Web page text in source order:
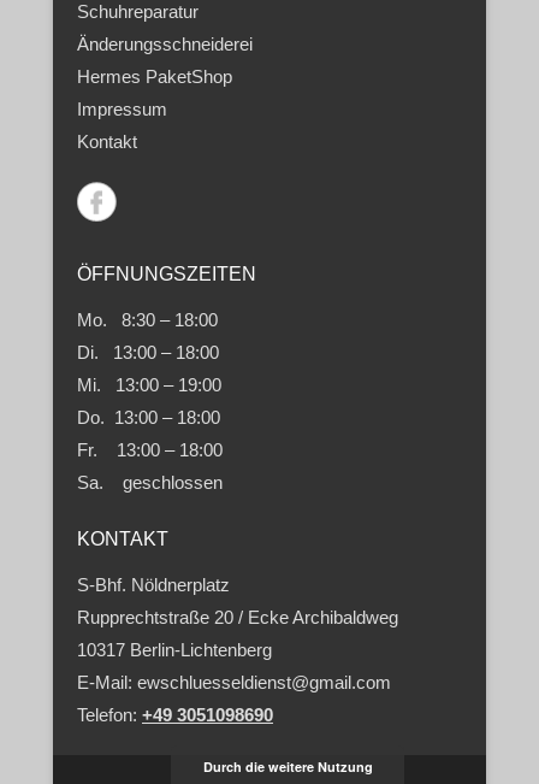
Schuhreparatur
Änderungsschneiderei
Hermes PaketShop
Impressum
Kontakt
ÖFFNUNGSZEITEN
Mo. 8:30 – 18:00
Di. 13:00 – 18:00
Mi. 13:00 – 19:00
Do. 13:00 – 18:00
Fr. 13:00 – 18:00
Sa. geschlossen
KONTAKT
S-Bhf. Nöldnerplatz
Rupprechtstraße 20 / Ecke Archibaldweg
10317 Berlin-Lichtenberg
E-Mail: ewschluesseldienst@gmail.com
Telefon: +49 3051098690
Durch die weitere Nutzung